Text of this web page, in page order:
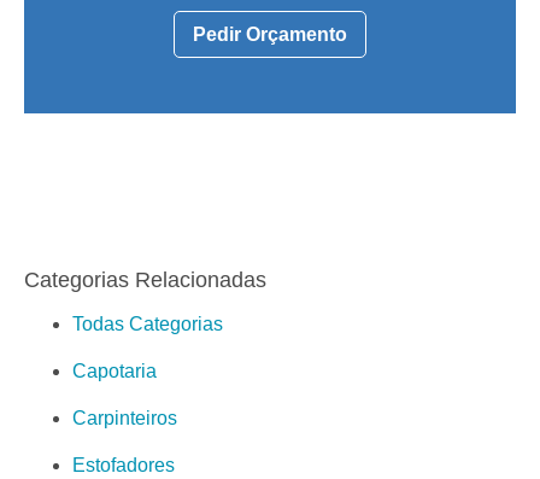
Pedir Orçamento
Categorias Relacionadas
Todas Categorias
Capotaria
Carpinteiros
Estofadores